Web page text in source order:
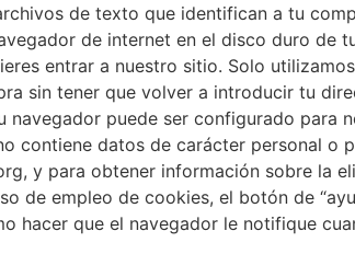
de texto que identifican a tu
de internet en el disco duro de
entrar a nuestro sitio. Solo
sin tener que volver a introducir tu
puede ser configurado para
contiene datos de carácter personal o
y para obtener información sobre la
empleo de cookies, el botón de
hacer que el navegador le notifique